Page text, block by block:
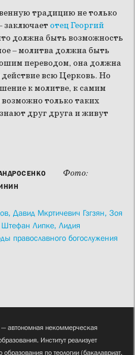
традицию не только
заключаетотец Георгий
должна быть возможность
– молитва должна быть
переводом, она должна
всю Церковь. Но
к молитве, к самим
возможно только таких
друг друга и живут
Фото:
Давид Мкртичевич Гзгзян, Зоя
Штефан Липке, Лидия
православного богослужения
— автономная некоммерческая
Институт реализует
по теологии (бакалавриат,